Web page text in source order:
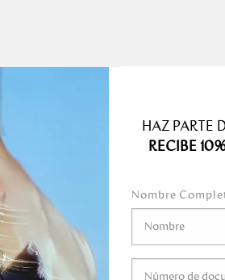
mezclan
balance
con
y con
HAZ PARTE
RECIBE
Nombre